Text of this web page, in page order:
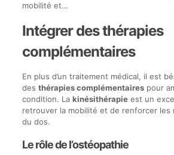
mobilité et…
Intégrer des thérapies
complémentaires
En plus d’un traitement médical, il est
des thérapies complémentairespour
condition. La kinésithérapieest un
retrouver la mobilité et de renforcer les
du dos.
Le rôle de l’ostéopathie